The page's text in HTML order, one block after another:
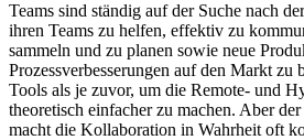
Teams sind ständig auf der Suche nach
ihren Teams zu helfen, effektiv zu
sammeln und zu planen sowie neue
Prozessverbesserungen auf den Markt zu
Tools als je zuvor, um die Remote- und
theoretisch einfacher zu machen. Aber
macht die Kollaboration in Wahrheit oft